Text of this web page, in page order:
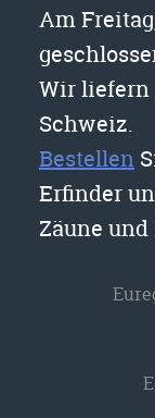
Am
Wir liefern
Schweiz.
Bestellen
Erfinder
Zäune